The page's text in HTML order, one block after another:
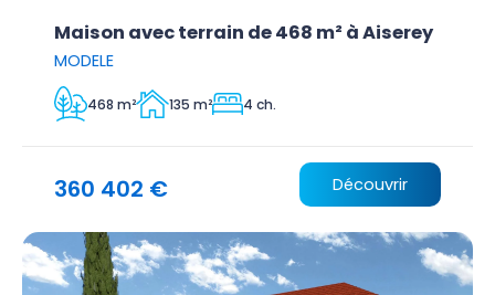
Maison avec terrain de 468 m² à Aiserey
MODELE
468 m² 135 m² 4 ch.
360 402 € Découvrir